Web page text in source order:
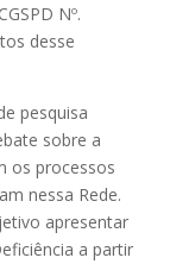
Nº.
desse
pesquisa
sobre a
os processos
nessa Rede.
apresentar
a partir